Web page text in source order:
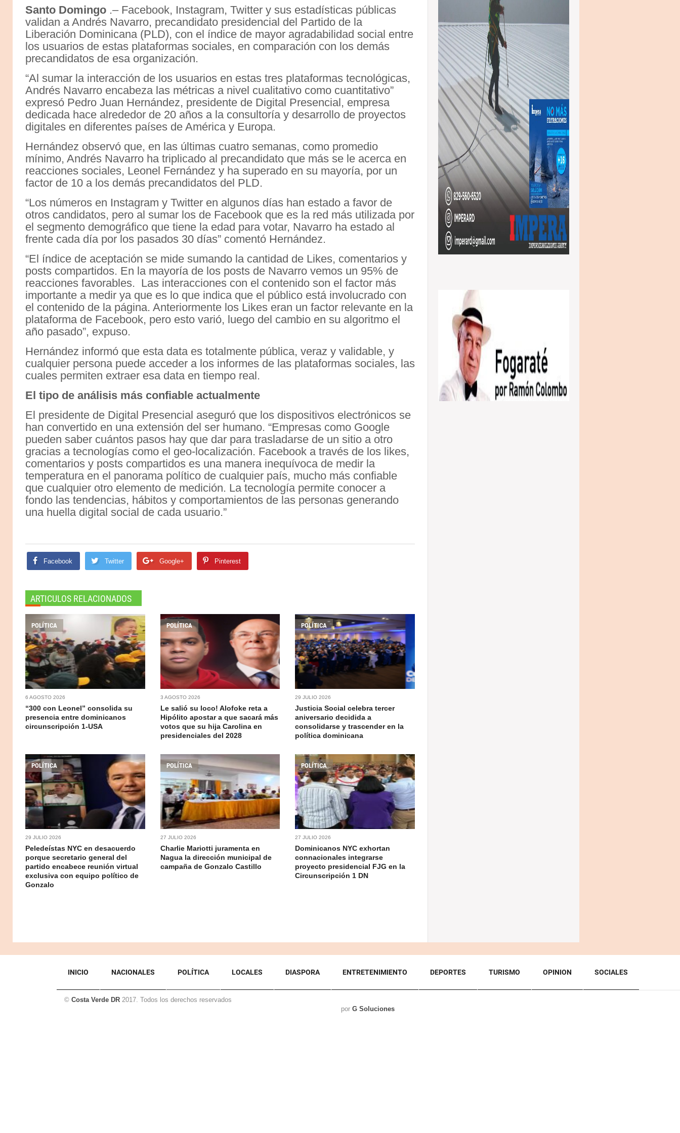
Santo Domingo .– Facebook, Instagram, Twitter y sus estadísticas públicas
validan a Andrés Navarro, precandidato presidencial del Partido de la
Liberación Dominicana (PLD), con el índice de mayor agradabilidad social entre
los usuarios de estas plataformas sociales, en comparación con los demás
precandidatos de esa organización.
“Al sumar la interacción de los usuarios en estas tres plataformas tecnológicas,
Andrés Navarro encabeza las métricas a nivel cualitativo como cuantitativo”
expresó Pedro Juan Hernández, presidente de Digital Presencial, empresa
dedicada hace alrededor de 20 años a la consultoría y desarrollo de proyectos
digitales en diferentes países de América y Europa.
Hernández observó que, en las últimas cuatro semanas, como promedio
mínimo, Andrés Navarro ha triplicado al precandidato que más se le acerca en
reacciones sociales, Leonel Fernández y ha superado en su mayoría, por un
factor de 10 a los demás precandidatos del PLD.
“Los números en Instagram y Twitter en algunos días han estado a favor de
otros candidatos, pero al sumar los de Facebook que es la red más utilizada por
el segmento demográfico que tiene la edad para votar, Navarro ha estado al
frente cada día por los pasados 30 días” comentó Hernández.
“El índice de aceptación se mide sumando la cantidad de Likes, comentarios y
posts compartidos. En la mayoría de los posts de Navarro vemos un 95% de
reacciones favorables. Las interacciones con el contenido son el factor más
importante a medir ya que es lo que indica que el público está involucrado con
el contenido de la página. Anteriormente los Likes eran un factor relevante en la
plataforma de Facebook, pero esto varió, luego del cambio en su algoritmo el
año pasado”, expuso.
Hernández informó que esta data es totalmente pública, veraz y validable, y
cualquier persona puede acceder a los informes de las plataformas sociales, las
cuales permiten extraer esa data en tiempo real.
El tipo de análisis más confiable actualmente
El presidente de Digital Presencial aseguró que los dispositivos electrónicos se
han convertido en una extensión del ser humano. “Empresas como Google
pueden saber cuántos pasos hay que dar para trasladarse de un sitio a otro
gracias a tecnologías como el geo-localización. Facebook a través de los likes,
comentarios y posts compartidos es una manera inequívoca de medir la
temperatura en el panorama político de cualquier país, mucho más confiable
que cualquier otro elemento de medición. La tecnología permite conocer a
fondo las tendencias, hábitos y comportamientos de las personas generando
una huella digital social de cada usuario.”
Facebook Twitter Google+ Pinterest
ARTICULOS RELACIONADOS
POLÍTICA
6 AGOSTO 2026
“300 con Leonel” consolida su
presencia entre dominicanos
circunscripción 1-USA
POLÍTICA
3 AGOSTO 2026
Le salió su loco! Alofoke reta a
Hipólito apostar a que sacará más
votos que su hija Carolina en
presidenciales del 2028
POLÍTICA
29 JULIO 2026
Justicia Social celebra tercer
aniversario decidida a
consolidarse y trascender en la
política dominicana
POLÍTICA
29 JULIO 2026
Peledeístas NYC en desacuerdo
porque secretario general del
partido encabece reunión virtual
exclusiva con equipo político de
Gonzalo
POLÍTICA
27 JULIO 2026
Charlie Mariotti juramenta en
Nagua la dirección municipal de
campaña de Gonzalo Castillo
POLÍTICA
27 JULIO 2026
Dominicanos NYC exhortan
connacionales integrarse
proyecto presidencial FJG en la
Circunscripción 1 DN
INICIO NACIONALES POLÍTICA LOCALES DIASPORA ENTRETENIMIENTO DEPORTES TURISMO OPINION SOCIALES
© Costa Verde DR 2017. Todos los derechos reservados
por G Soluciones